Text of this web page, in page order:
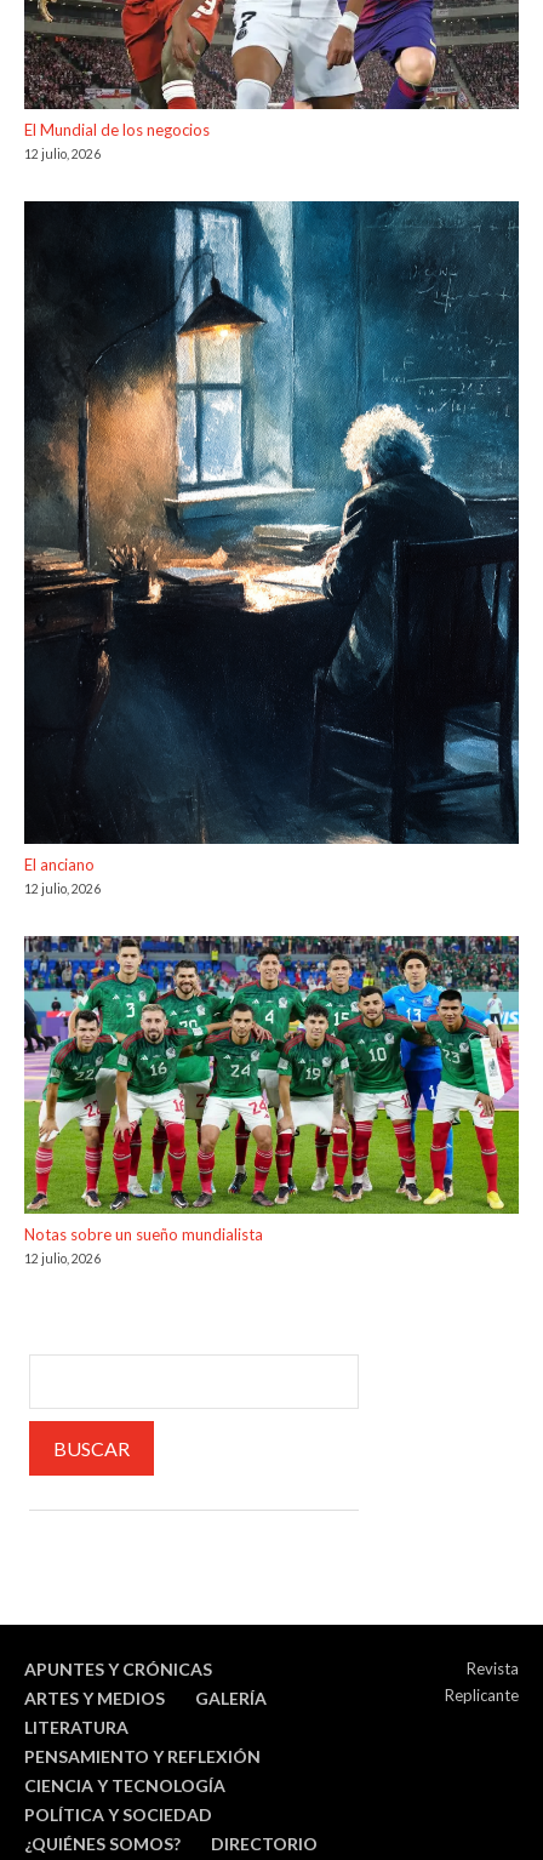
El Mundial de los negocios
12 julio, 2026
El anciano
12 julio, 2026
Notas sobre un sueño mundialista
12 julio, 2026
APUNTES Y CRÓNICAS
ARTES Y MEDIOS
GALERÍA
LITERATURA
PENSAMIENTO Y REFLEXIÓN
CIENCIA Y TECNOLOGÍA
POLÍTICA Y SOCIEDAD
¿QUIÉNES SOMOS?
DIRECTORIO
Revista
Replicante